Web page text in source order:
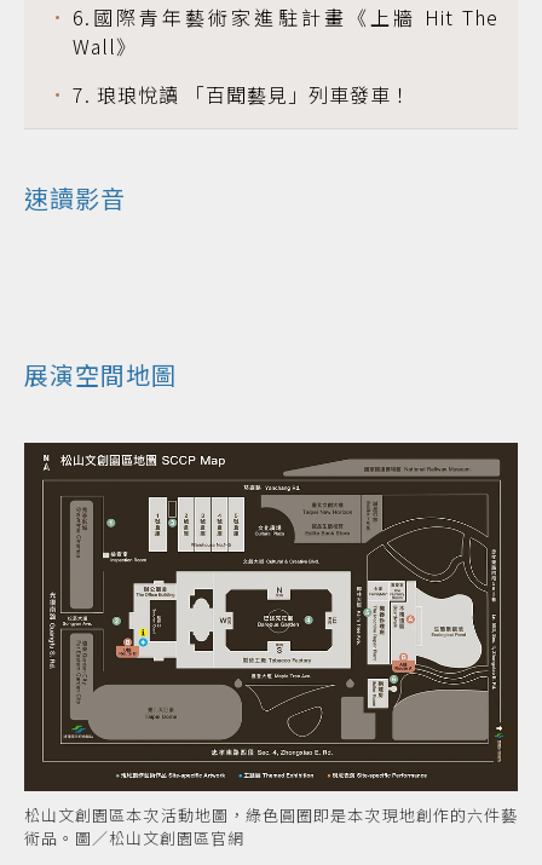
6.國際青年藝術家進駐計畫《上牆 Hit The
Wall》
7. 琅琅悅讀 「百聞藝見」列車發車！
速讀影音
展演空間地圖
松山文創園區本次活動地圖，綠色圓圈即是本次現地創作的六件藝
術品。圖／松山文創園區官網